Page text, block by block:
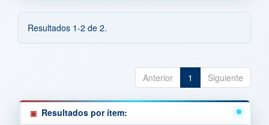
Resultados 1-2 de 2.
Anterior 1 Siguiente
Resultados por ítem: